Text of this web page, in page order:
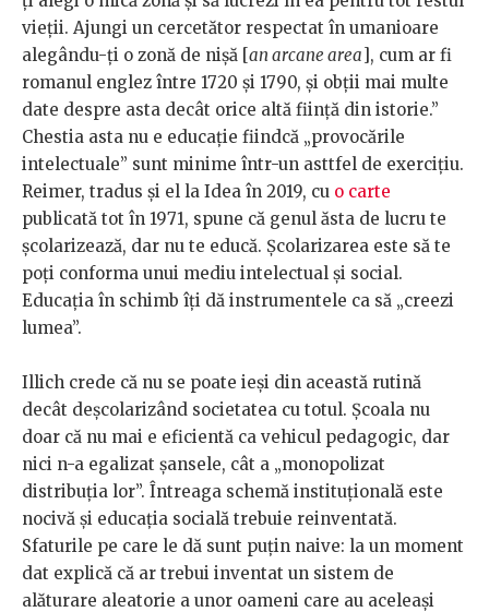
vieții. Ajungi un cercetător respectat în umanioare
alegându-ți o zonă de nișă [an arcane area], cum ar fi
romanul englez între 1720 și 1790, și obții mai multe
date despre asta decât orice altă ființă din istorie.”
Chestia asta nu e educație fiindcă „provocările
intelectuale” sunt minime într-un asttfel de exercițiu.
Reimer, tradus și el la Idea în 2019, cu o carte
publicată tot în 1971, spune că genul ăsta de lucru te
școlarizează, dar nu te educă. Școlarizarea este să te
poți conforma unui mediu intelectual și social.
Educația în schimb îți dă instrumentele ca să „creezi
lumea”.
Illich crede că nu se poate ieși din această rutină
decât deșcolarizând societatea cu totul. Școala nu
doar că nu mai e eficientă ca vehicul pedagogic, dar
nici n-a egalizat șansele, cât a „monopolizat
distribuția lor”. Întreaga schemă instituțională este
nocivă și educația socială trebuie reinventată.
Sfaturile pe care le dă sunt puțin naive: la un moment
dat explică că ar trebui inventat un sistem de
alăturare aleatorie a unor oameni care au aceleași